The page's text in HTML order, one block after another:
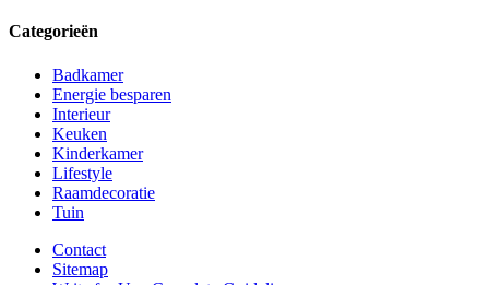
Categorieën
Badkamer
Energie besparen
Interieur
Keuken
Kinderkamer
Lifestyle
Raamdecoratie
Tuin
Contact
Sitemap